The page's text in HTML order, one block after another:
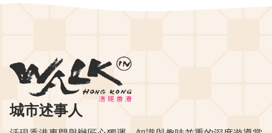
城市述事人